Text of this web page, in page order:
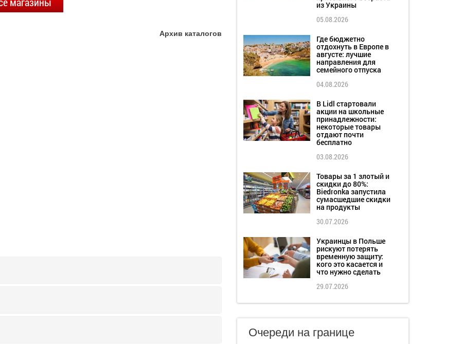
Архив каталогов
из Украины
05.08.2026
Где бюджетно
отдохнуть в Европе в
августе: лучшие
направления для
семейного отпуска
04.08.2026
В Lidl стартовали
акции на школьные
принадлежности:
некоторые товары
отдают почти
бесплатно
03.08.2026
Товары за 1 злотый и
скидки до 80%:
Biedronka запустила
сумасшедшие скидки
на продукты
30.07.2026
Украинцы в Польше
рискуют потерять
временную защиту:
кого это касается и
что нужно сделать
29.07.2026
Очереди на границе